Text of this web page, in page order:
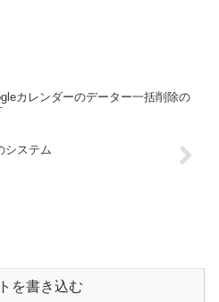
カレンダーのデーター一括削除の
システム
を書き込む